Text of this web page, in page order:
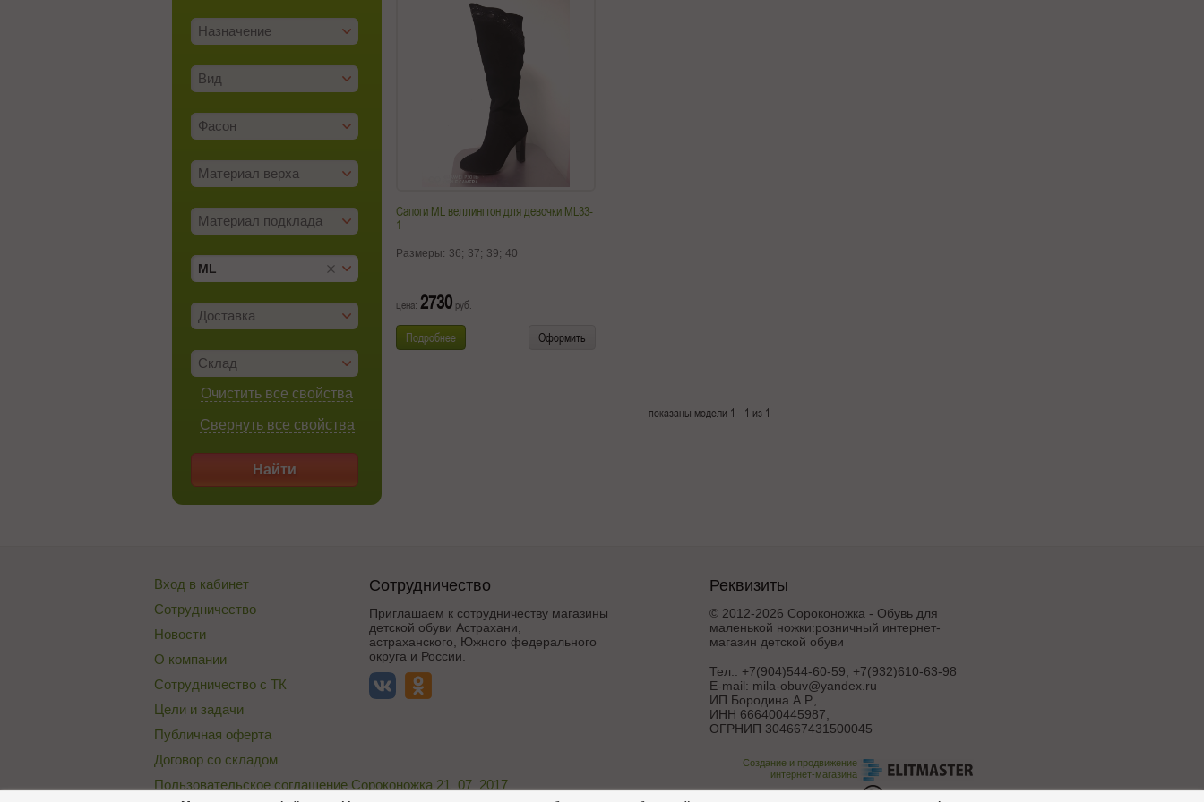
Назначение
Вид
Фасон
Материал верха
Материал подклада
ML
Доставка
Склад
Очистить все свойства
Свернуть все свойства
Найти
Сапоги ML веллингтон для девочки ML33-
1
Размеры: 36; 37; 39; 40
цена: 2730 руб.
Подробнее Оформить
показаны модели 1 - 1 из 1
Вход в кабинет
Сотрудничество
Новости
О компании
Сотрудничество с ТК
Цели и задачи
Публичная оферта
Договор со складом
Пользовательское соглашение Сороконожка 21_07_2017
Сотрудничество
Приглашаем к сотрудничеству магазины
детской обуви Астрахани,
астраханского, Южного федерального
округа и России.
Реквизиты
© 2012-2026 Сороконожка - Обувь для
маленькой ножки:розничный интернет-
магазин детской обуви
Тел.: +7(904)544-60-59; +7(932)610-63-98
E-mail: mila-obuv@yandex.ru
ИП Бородина А.Р.
ИНН 666400445987,
ОГРНИП 304667431500045
Создание и продвижение
интернет-магазина